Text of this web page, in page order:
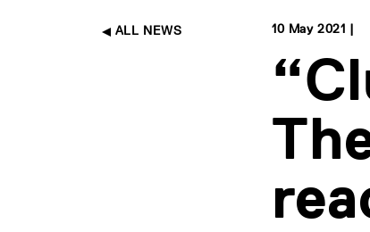
ALL NEWS 10 May 2021 |